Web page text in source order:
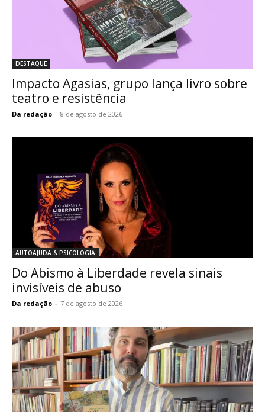
DESTAQUE
Impacto Agasias, grupo lança livro sobre
teatro e resistência
Da redação - 8 de agosto de 2026
AUTOAJUDA & PSICOLOGIA
Do Abismo à Liberdade revela sinais
invisíveis de abuso
Da redação - 7 de agosto de 2026